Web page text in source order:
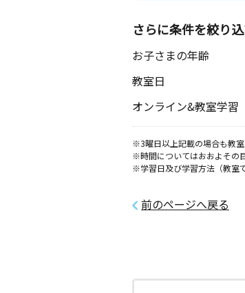
さらに条件を絞り
お子さまの年齢
教室日
オンライン&教室学習
※3曜日以上記載の場合も教室
※時間についてはおおよその
※学習日及び学習方法（教室
前のページへ戻る